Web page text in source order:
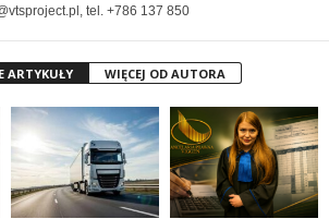
tel. +786 137 850
ARTYKUŁY WIĘCEJ OD AUTORA